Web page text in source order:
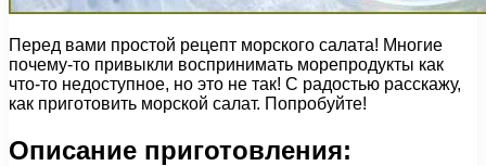
Перед вами простой рецепт морского салата! Многие
почему-то привыкли воспринимать морепродукты как
что-то недоступное, но это не так! С радостью расскажу,
как приготовить морской салат. Попробуйте!
Описание приготовления: